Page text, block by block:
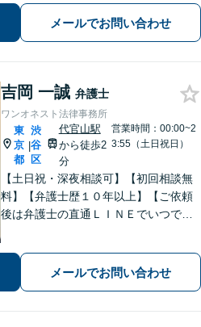
題／インターネット／男女問題／相続
／債権回収／不動産／企業法務など
メールでお問い合わせ
吉岡 一誠 弁護士
ワンオネスト法律事務所
東
京
都
|
渋
谷
区
代官山駅
から徒歩2
分
営業時間：00:00~2
3:55（土日祝日）
【土日祝・深夜相談可】【初回相談無
料】【弁護士歴１０年以上】【ご依頼
後は弁護士の直通ＬＩＮＥでいつでも
ワークトラブルに注力】
メールでお問い合わせ